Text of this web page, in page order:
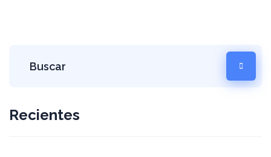
Recientes